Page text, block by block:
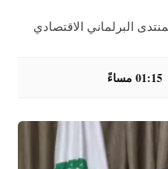
البرلماني الاقتصادي